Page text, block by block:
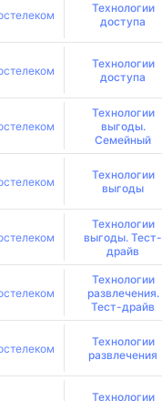
Технологии
доступа
Технологии
доступа
Технологии
выгоды.
Семейный
Технологии
выгоды
Технологии
выгоды. Тест-
драйв
Технологии
развлечения.
Тест-драйв
Технологии
развлечения
Технологии